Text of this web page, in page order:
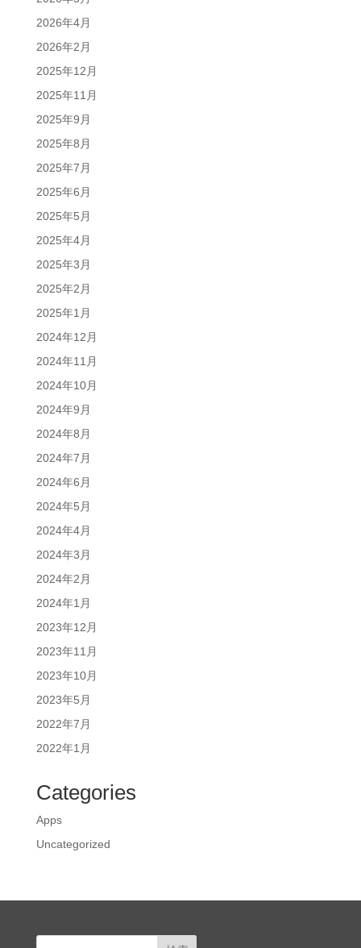
2026年4月
2026年2月
2025年12月
2025年11月
2025年9月
2025年8月
2025年7月
2025年6月
2025年5月
2025年4月
2025年3月
2025年2月
2025年1月
2024年12月
2024年11月
2024年10月
2024年9月
2024年8月
2024年7月
2024年6月
2024年5月
2024年4月
2024年3月
2024年2月
2024年1月
2023年12月
2023年11月
2023年10月
2023年5月
2022年7月
2022年1月
Categories
Apps
Uncategorized